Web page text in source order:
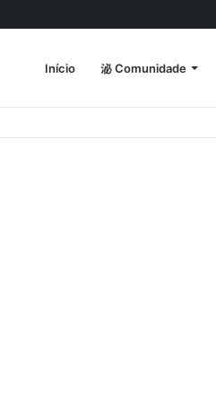
Início Comunidade